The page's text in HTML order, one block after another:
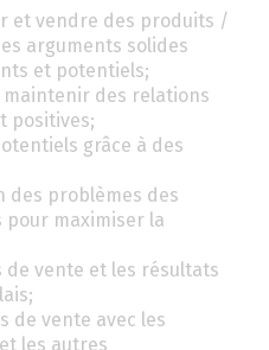
et vendre des produits /
arguments solides
et potentiels;
des relations
positives;
grâce à des
des problèmes des
maximiser la
vente et les résultats
de vente avec les
les autres